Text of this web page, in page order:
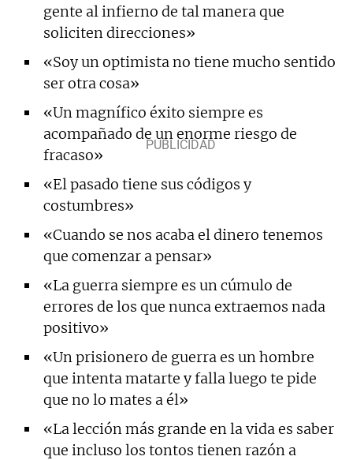
gente al infierno de tal manera que
soliciten direcciones»
«Soy un optimista no tiene mucho sentido
ser otra cosa»
«Un magnífico éxito siempre es
acompañado de un enorme riesgo de
fracaso»
«El pasado tiene sus códigos y
costumbres»
«Cuando se nos acaba el dinero tenemos
que comenzar a pensar»
«La guerra siempre es un cúmulo de
errores de los que nunca extraemos nada
positivo»
«Un prisionero de guerra es un hombre
que intenta matarte y falla luego te pide
que no lo mates a él»
«La lección más grande en la vida es saber
que incluso los tontos tienen razón a